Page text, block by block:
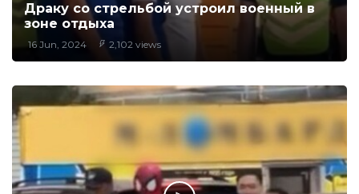
Драку со стрельбой устроил военный в
зоне отдыха
16 Jun, 2024 2,102 views